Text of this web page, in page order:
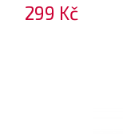
299 Kč